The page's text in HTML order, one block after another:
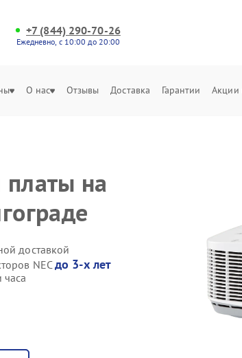
+7 (844) 290-70-26
Ежедневно, с 10:00 до 20:00
О нас Отзывы Доставка Гарантии Акции
платы на
доставкой
NECдо 3-х лет